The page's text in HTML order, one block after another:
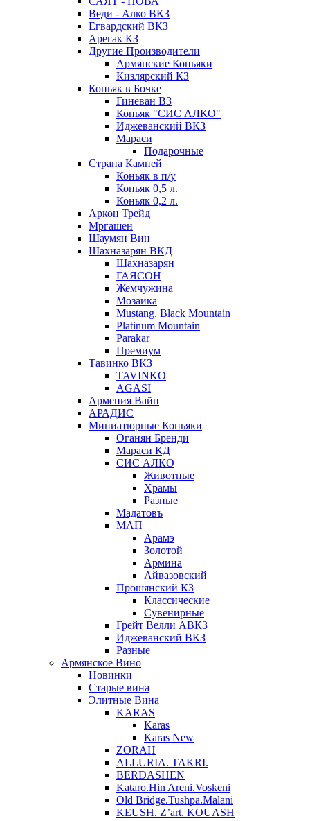
Веди - Алко ВКЗ
Егвардский ВКЗ
Арегак КЗ
Другие Производители
Армянские Коньяки
Кизлярский КЗ
Коньяк в Бочке
Гиневан ВЗ
Коньяк "СИС АЛКО"
Иджеванский ВКЗ
Мараси
Подарочные
Страна Камней
Коньяк в п/у
Коньяк 0,5 л.
Коньяк 0,2 л.
Аркон Трейд
Мргашен
Шаумян Вин
Шахназарян ВКД
Шахназарян
ГАЯСОН
Жемчужина
Мозаика
Mustang. Black Mountain
Platinum Mountain
Parakar
Премиум
Тавинко ВКЗ
TAVINKO
AGASI
Армения Вайн
АРАДИС
Миниатюрные Коньяки
Оганян Бренди
Мараси КД
СИС АЛКО
Животные
Храмы
Разные
Мадатовъ
МАП
Арамэ
Золотой
Армина
Айвазовский
Прошянский КЗ
Классические
Сувенирные
Грейт Велли АВКЗ
Иджеванский ВКЗ
Разные
Армянское Вино
Новинки
Старые вина
Элитные Вина
KARAS
Karas
Karas New
ZORAH
ALLURIA. TAKRI.
BERDASHEN
Kataro.Hin Areni.Voskeni
Old Bridge.Tushpa.Malani
KEUSH. Z’art. KOUASH